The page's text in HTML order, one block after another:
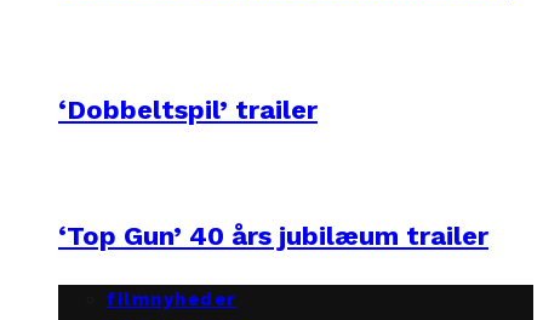
‘Dobbeltspil’ trailer
‘Top Gun’ 40 års jubilæum trailer
filmnyheder